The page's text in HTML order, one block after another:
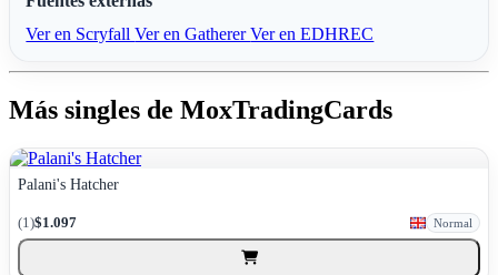
Ver en ScryfallVer en GathererVer en EDHREC
Más singles de MoxTradingCards
Palani's Hatcher
(1)$1.097 Normal